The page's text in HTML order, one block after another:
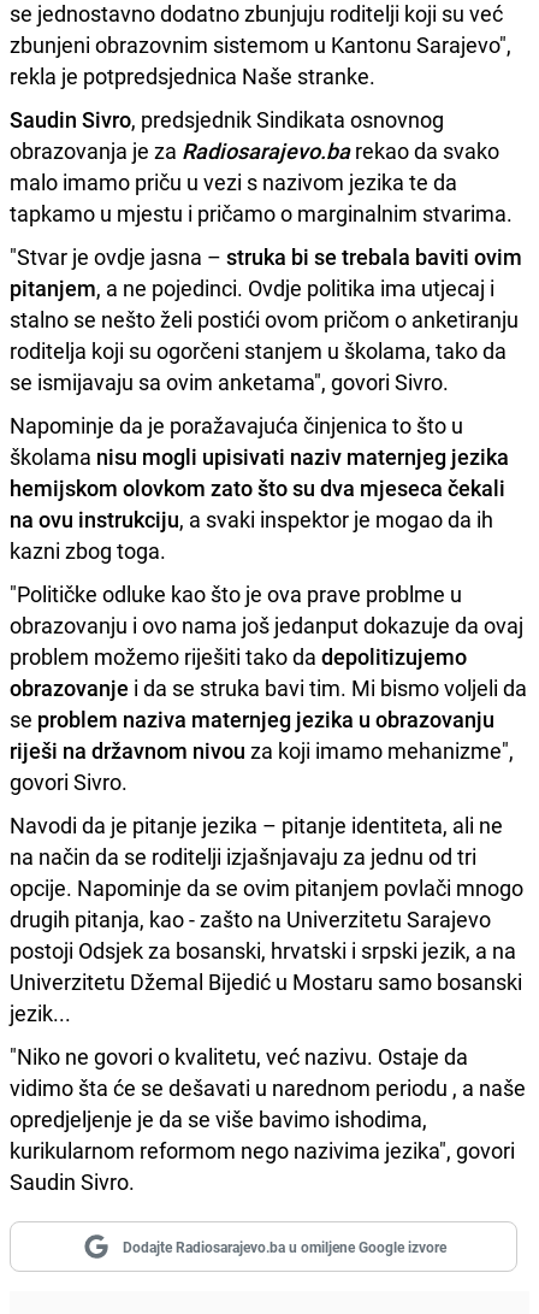
se jednostavno dodatno zbunjuju roditelji koji su već
zbunjeni obrazovnim sistemom u Kantonu Sarajevo",
rekla je potpredsjednica Naše stranke.
Saudin Sivro, predsjednik Sindikata osnovnog
obrazovanja je za Radiosarajevo.barekao da svako
malo imamo priču u vezi s nazivom jezika te da
tapkamo u mjestu i pričamo o marginalnim stvarima.
"Stvar je ovdje jasna – struka bi se trebala baviti ovim
pitanjem, a ne pojedinci. Ovdje politika ima utjecaj i
stalno se nešto želi postići ovom pričom o anketiranju
roditelja koji su ogorčeni stanjem u školama, tako da
se ismijavaju sa ovim anketama", govori Sivro.
Napominje da je poražavajuća činjenica to što u
školama nisu mogli upisivati naziv maternjeg jezika
hemijskom olovkom zato što su dva mjeseca čekali
na ovu instrukciju, a svaki inspektor je mogao da ih
kazni zbog toga.
"Političke odluke kao što je ova prave problme u
obrazovanju i ovo nama još jedanput dokazuje da ovaj
problem možemo riješiti tako da depolitizujemo
obrazovanje i da se struka bavi tim. Mi bismo voljeli da
se problem naziva maternjeg jezika u obrazovanju
riješi na državnom nivou za koji imamo mehanizme",
govori Sivro.
Navodi da je pitanje jezika – pitanje identiteta, ali ne
na način da se roditelji izjašnjavaju za jednu od tri
opcije. Napominje da se ovim pitanjem povlači mnogo
drugih pitanja, kao - zašto na Univerzitetu Sarajevo
postoji Odsjek za bosanski, hrvatski i srpski jezik, a na
Univerzitetu Džemal Bijedić u Mostaru samo bosanski
jezik...
"Niko ne govori o kvalitetu, već nazivu. Ostaje da
vidimo šta će se dešavati u narednom periodu , a naše
opredjeljenje je da se više bavimo ishodima,
kurikularnom reformom nego nazivima jezika", govori
Saudin Sivro.
Dodajte Radiosarajevo.ba u omiljene Google izvore